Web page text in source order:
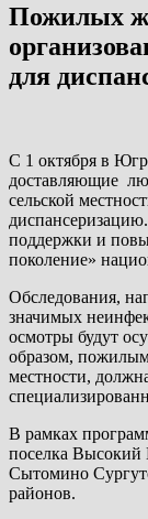
Пожилых
для
С 1 октября в
доставляющие
сельской
поддержки и
поколение»
Обследования,
значимых
осмотры будут
образом,
местности,
В рамках
поселка
Сытомино
районов.